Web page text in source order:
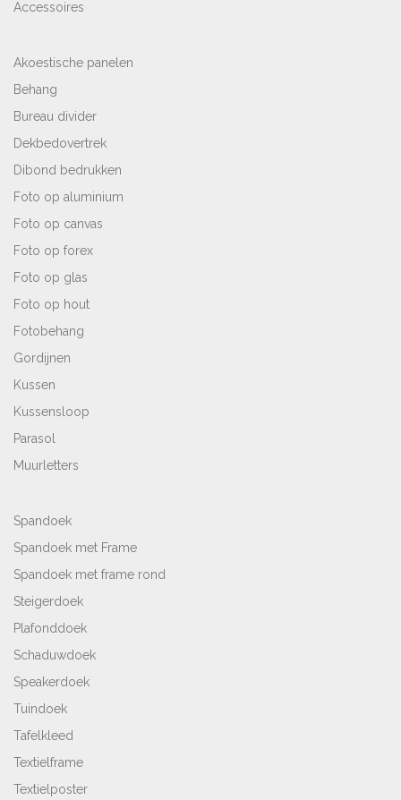
Accessoires
Akoestische panelen
Behang
Bureau divider
Dekbedovertrek
Dibond bedrukken
Foto op aluminium
Foto op canvas
Foto op forex
Foto op glas
Foto op hout
Fotobehang
Gordijnen
Kussen
Kussensloop
Parasol
Muurletters
Spandoek
Spandoek met Frame
Spandoek met frame rond
Steigerdoek
Plafonddoek
Schaduwdoek
Speakerdoek
Tuindoek
Tafelkleed
Textielframe
Textielposter